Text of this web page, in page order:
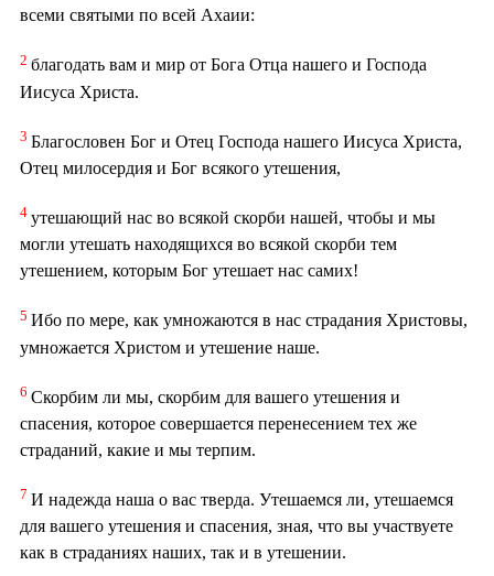
всеми святыми по всей Ахаии:
2 благодать вам и мир от Бога Отца нашего и Господа
Иисуса Христа.
3 Благословен Бог и Отец Господа нашего Иисуса Христа,
Отец милосердия и Бог всякого утешения,
4 утешающий нас во всякой скорби нашей, чтобы и мы
могли утешать находящихся во всякой скорби тем
утешением, которым Бог утешает нас самих!
5 Ибо по мере, как умножаются в нас страдания Христовы,
умножается Христом и утешение наше.
6 Скорбим ли мы, скорбим для вашего утешения и
спасения, которое совершается перенесением тех же
страданий, какие и мы терпим.
7 И надежда наша о вас тверда. Утешаемся ли, утешаемся
для вашего утешения и спасения, зная, что вы участвуете
как в страданиях наших, так и в утешении.